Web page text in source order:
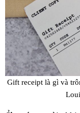
Gift receipt là gì và